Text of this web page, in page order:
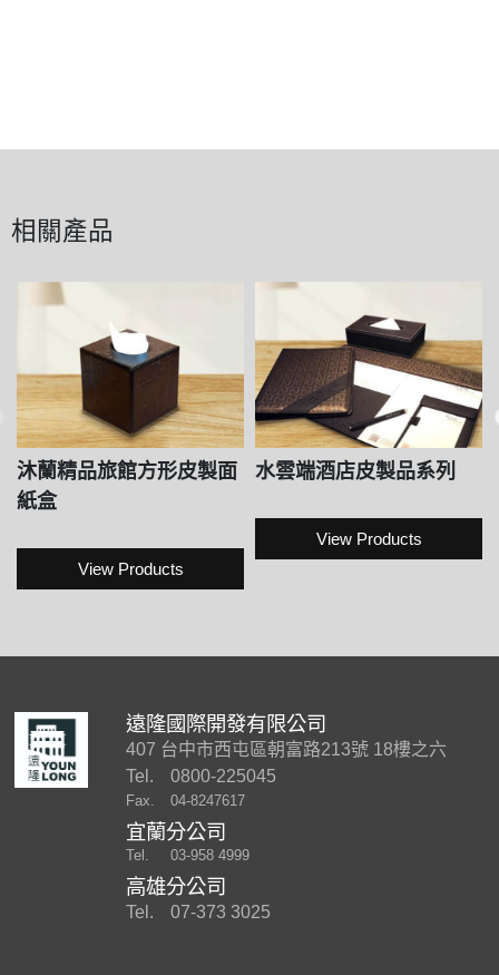
相關產品
沐蘭精品旅館方形皮製面
紙盒
View Products
水雲端酒店皮製品系列
View Products
遠隆國際開發有限公司
407 台中市西屯區朝富路213號 18樓之六
Tel.
0800-225045
Fax. 04-8247617
宜蘭分公司
Tel. 03-958 4999
高雄分公司
Tel. 07-373 3025